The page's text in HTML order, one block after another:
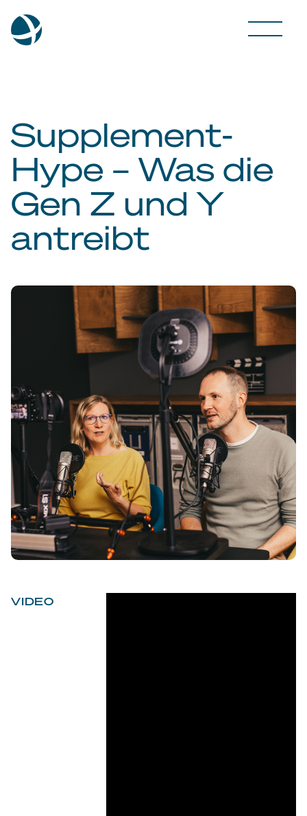
Supplement-
Hype – Was die
Gen Z und Y
antreibt
VIDEO